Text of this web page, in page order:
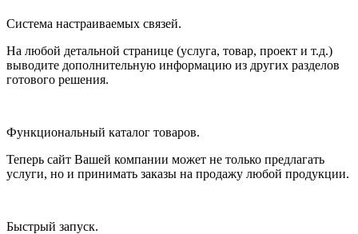
Система настраиваемых связей.
На любой детальной странице (услуга, товар, проект и т.д.)
выводите дополнительную информацию из других разделов
готового решения.
Функциональный каталог товаров.
Теперь сайт Вашей компании может не только предлагать
услуги, но и принимать заказы на продажу любой продукции.
Быстрый запуск.